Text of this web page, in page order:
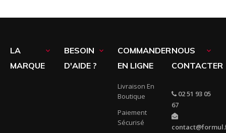
LA
MARQUE

BESOIN
D'AIDE ?

COMMANDER
EN LIGNE
Livraison En
Boutique
Paiement
Sécurisé
NOUS
CONTACTER

02 51 93 05
67